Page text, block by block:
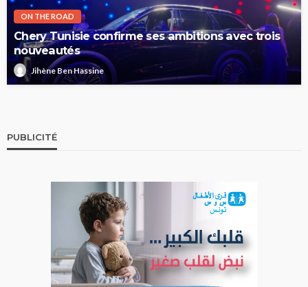
ON THE ROAD
Chery Tunisie confirme ses ambitions avec trois
nouveautés
Jihène Ben Hassine
PUBLICITÉ